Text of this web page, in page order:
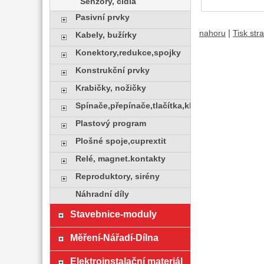
nahoru Tisk
Pasivní prvky
Kabely, bužírky
Konektory,redukce,spojky
Konstrukční prvky
Krabičky, nožičky
Spínače,přepínače,tlačítka,klávesy
Plastový program
Plošné spoje,cuprextit
Relé, magnet.kontakty
Reproduktory, sirény
Náhradní díly
Stavebnice-moduly
Měření-Nářadí-Dílna
Elektroinstalační materiál